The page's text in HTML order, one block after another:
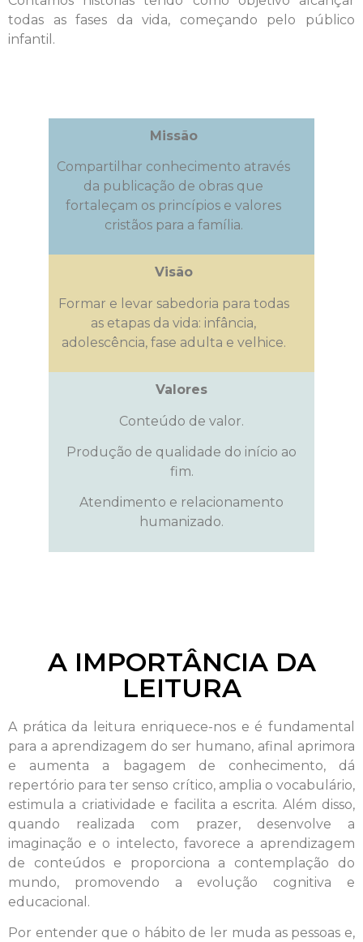
todas as fases da vida, começando pelo público
infantil.
Missão
Compartilhar conhecimento através
da publicação de obras que
fortaleçam os princípios e valores
cristãos para a família.
Visão
Formar e levar sabedoria para todas
as etapas da vida: infância,
adolescência, fase adulta e velhice.
Valores
Conteúdo de valor.
Produção de qualidade do início ao
fim.
Atendimento e relacionamento
humanizado.
A IMPORTÂNCIA DA
LEITURA
A prática da leitura enriquece-nos e é fundamental
para a aprendizagem do ser humano, afinal aprimora
e aumenta a bagagem de conhecimento, dá
repertório para ter senso crítico, amplia o vocabulário,
estimula a criatividade e facilita a escrita. Além disso,
quando realizada com prazer, desenvolve a
imaginação e o intelecto, favorece a aprendizagem
de conteúdos e proporciona a contemplação do
mundo, promovendo a evolução cognitiva e
educacional.
Por entender que o hábito de ler muda as pessoas e,